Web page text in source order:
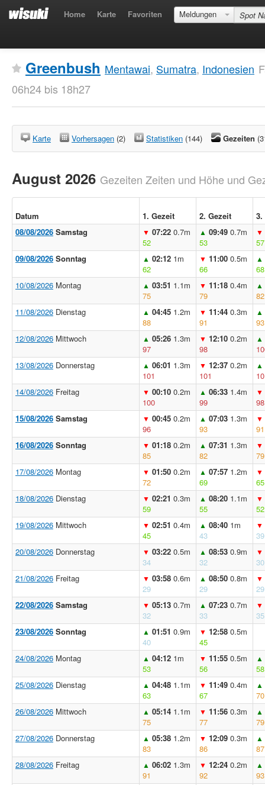
Home Karte Favoriten Meldungen
Greenbush Mentawai, Sumatra, Indonesien
06h24 bis 18h27
Karte Vorhersagen (2) Statistiken (144) Gezeiten
August 2026 Gezeiten Zeiten und Höhe und
Datum 1. Gezeit 2. Gezeit
3.
08/08/2026 Samstag ▼ 07:22 0.7m
52
▲ 09:49 0.7m
53
▼
57
09/08/2026 Sonntag ▲ 02:12 1m
62
▼ 11:00 0.5m
66
▲
68
10/08/2026 Montag ▲ 03:51 1.1m
75
▼ 11:18 0.4m
79
▲
82
11/08/2026 Dienstag ▲ 04:45 1.2m
88
▼ 11:44 0.3m
91
▲
93
12/08/2026 Mittwoch ▲ 05:26 1.3m
97
▼ 12:10 0.2m
98
▲
13/08/2026 Donnerstag ▲ 06:01 1.3m
101
▼ 12:37 0.2m
101
▲
14/08/2026 Freitag ▼ 00:10 0.2m
100
▲ 06:33 1.4m
99
▼
98
15/08/2026 Samstag ▼ 00:45 0.2m
96
▲ 07:03 1.3m
93
▼
91
16/08/2026 Sonntag ▼ 01:18 0.2m
85
▲ 07:31 1.3m
82
▼
79
17/08/2026 Montag ▼ 01:50 0.2m
72
▲ 07:57 1.2m
69
▼
65
18/08/2026 Dienstag ▼ 02:21 0.3m
59
▲ 08:20 1.1m
55
▼
52
19/08/2026 Mittwoch ▼ 02:51 0.4m
45
▲ 08:40 1m
43
▼
39
20/08/2026 Donnerstag ▼ 03:22 0.5m
34
▲ 08:53 0.9m
32
▼
30
21/08/2026 Freitag ▼ 03:58 0.6m
29
▲ 08:50 0.8m
29
▼
29
22/08/2026 Samstag ▼ 05:13 0.7m
32
▲ 07:23 0.7m
33
▼
35
23/08/2026 Sonntag ▲ 01:51 0.9m
40
▼ 12:58 0.5m
45
24/08/2026 Montag ▲ 04:12 1m
53
▼ 11:55 0.5m
56
▲
58
25/08/2026 Dienstag ▲ 04:48 1.1m
63
▼ 11:49 0.4m
67
▲
70
26/08/2026 Mittwoch ▲ 05:14 1.1m
75
▼ 11:56 0.3m
77
▲
79
27/08/2026 Donnerstag ▲ 05:38 1.2m
83
▼ 12:09 0.3m
86
▲
87
28/08/2026 Freitag ▲ 06:02 1.3m
91
▼ 12:24 0.2m
92
▲
93